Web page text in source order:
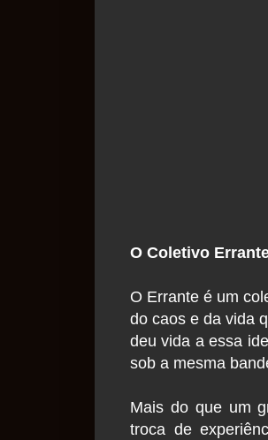
O Coletivo
O Errante é um
do caos e da vida
deu vida a essa
sob a mesma
Mais do que um
troca de